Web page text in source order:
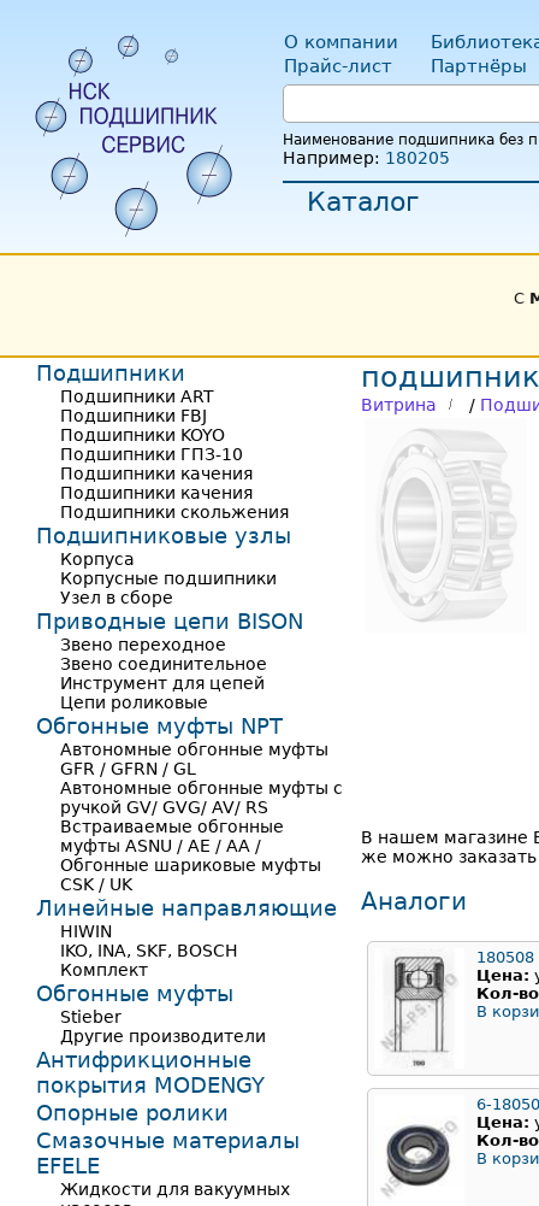
О компании
Прайс-лист
Партнёры
Наименование подшипника без
Например: 180205
Каталог
С
Витрина /
В нашем магазине
же можно заказать
Аналоги
180508
Цена:
Кол-
В
6-
Цена:
Кол-
В
Подшипники
Подшипники ART
Подшипники FBJ
Подшипники KOYO
Подшипники ГПЗ-10
Подшипники качения
Подшипники качения
Подшипники скольжения
Подшипниковые узлы
Корпуса
Корпусные подшипники
Узел в сборе
Приводные цепи BISON
Звено переходное
Звено соединительное
Инструмент для цепей
Цепи роликовые
Обгонные муфты NPT
Автономные обгонные муфты
GFR / GFRN / GL
Автономные обгонные муфты с
ручкой GV/ GVG/ AV/ RS
Встраиваемые обгонные
муфты ASNU / AE / AA /
Обгонные шариковые муфты
CSK / UK
Линейные направляющие
HIWIN
IKO, INA, SKF, BOSCH
Комплект
Обгонные муфты
Stieber
Другие производители
Антифрикционные
покрытия MODENGY
Опорные ролики
Смазочные материалы
EFELE
Жидкости для вакуумных